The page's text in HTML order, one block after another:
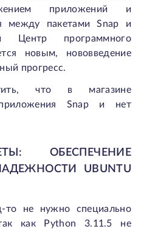
приложений и
между пакетами Snap и
Центр программного
новым, нововведение
прогресс.
что в магазине
Snap и нет
ОБЕСПЕЧЕНИЕ
UBUNTU
то не нужно специально
как Python 3.11.5 не